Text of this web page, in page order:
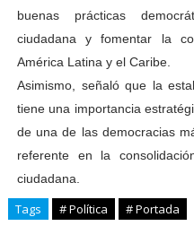
buenas prácticas
ciudadana y fomentar la
América Latina y el Caribe.
Asimismo, señaló que la
tiene una importancia
de una de las democracias
referente en la
ciudadana.
Tags # Política # Portada